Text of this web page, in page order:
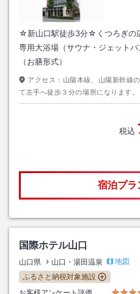
☆新山口駅徒歩3分☆くつろぎの
専用大浴場（サウナ・ジェット
（お膳形式）
アクセス： 山陽本線、山陽新幹線
て左手へ徒歩３分の場所になります。
税込
宿泊プラ
国際ホテル山口
山口県 山口・湯田温泉
地図
ふるさと納税対象施設